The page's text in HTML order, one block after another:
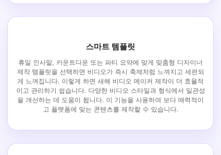
스마트 템플릿
휴일 인사말, 카운트다운 또는 파티 요약에 맞게 맞춤형 디자이너
제작 템플릿을 선택하면 비디오가 즉시 축제처럼 느껴지고 세련되
게 느껴집니다. 이렇게 하면 새해 비디오 메이커 제작이 더 효율적
이고 관리하기 쉽습니다. 다양한 비디오 스타일과 형식에서 일관성
을 개선하는 데 도움이 됩니다. 이 기능을 사용하여 보다 매력적이
고 플랫폼에 맞는 콘텐츠를 제작할 수 있습니다.